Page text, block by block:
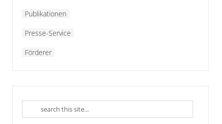
Publikationen
Presse-Service
Förderer